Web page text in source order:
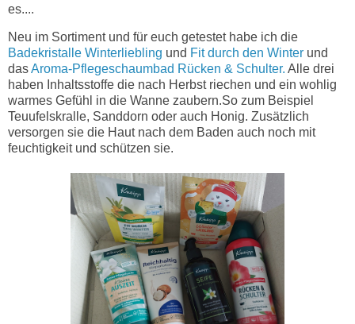
es....
Neu im Sortiment und für euch getestet habe ich die
Badekristalle Winterliebling und Fit durch den Winter und
dasAroma-Pflegeschaumbad Rücken & Schulter. Alle drei
haben Inhaltsstoffe die nach Herbst riechen und ein wohlig
warmes Gefühl in die Wanne zaubern.So zum Beispiel
Teuufelskralle, Sanddorn oder auch Honig. Zusätzlich
versorgen sie die Haut nach dem Baden auch noch mit
feuchtigkeit und schützen sie.